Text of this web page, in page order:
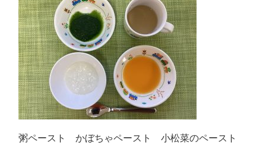
粥ペースト かぼちゃペースト 小松菜のペースト